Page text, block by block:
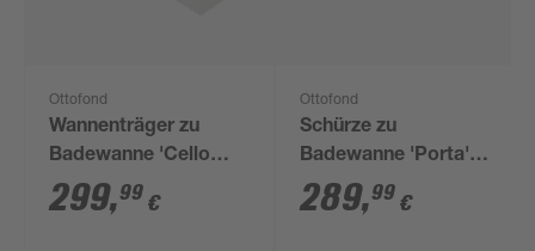
Ottofond
Wannenträger zu
Badewanne 'Cello
Modell B 150' weiß
299,99 €
Ottofond
Schürze zu
Badewanne 'Porta'
weiß 180 x 6 x 3 cm,
links
289,99 €